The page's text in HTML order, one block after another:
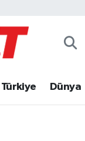
Türkiye Dünya